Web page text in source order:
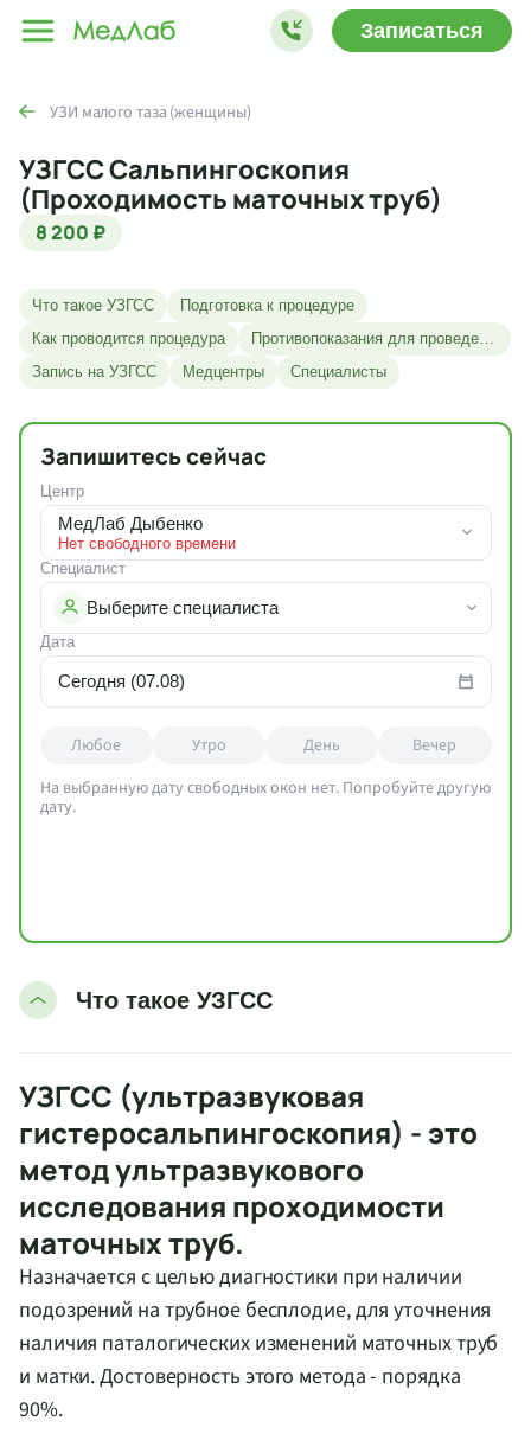
Записаться
УЗИ малого таза (женщины)
Запишитесь сейчас
Центр
МедЛаб Дыбенко
Нет свободного времени
Специалист
Выберите специалиста
Дата
Сегодня (07.08)
Любое Утро День
Вечер
На выбранную дату свободных окон нет. Попробуйте другую
дату.
УЗГСС Сальпингоскопия
(Проходимость маточных труб)
8 200 ₽
Что такое УЗГСС
Подготовка к процедуре
Как проводится процедура
Противопоказания для проведения УЗГСС
Запись на УЗГСС
Медцентры Специалисты
Что такое УЗГСС
УЗГСС (ультразвуковая
гистеросальпингоскопия) - это
метод ультразвукового
исследования проходимости
маточных труб.
Назначается с целью диагностики при наличии
подозрений на трубное бесплодие, для уточнения
наличия паталогических изменений маточных труб
и матки. Достоверность этого метода - порядка
90%.